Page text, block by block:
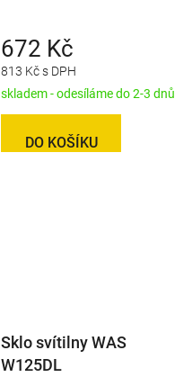
813 Kč s DPH
672 Kč
skladem - odesíláme do 2-3 dnů
DO KOŠÍKU
Sklo svítilny WAS
W125DL